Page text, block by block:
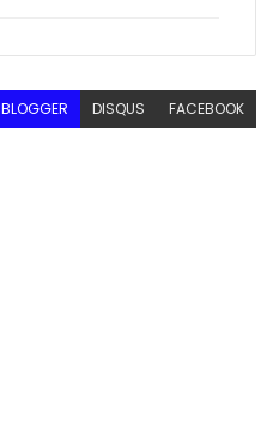
BLOGGER DISQUS FACEBOOK